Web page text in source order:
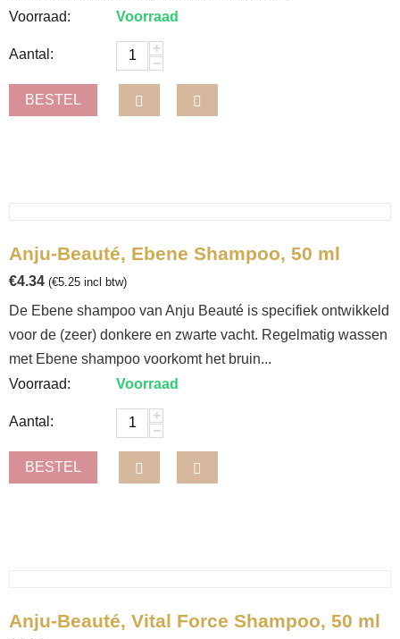
Voorraad:
Voorraad
Aantal:
+
−
BESTEL
Anju-Beauté, Ebene Shampoo, 50 ml
€4.34 (€5.25 incl btw)
De Ebene shampoo van Anju Beauté is specifiek ontwikkeld
voor de (zeer) donkere en zwarte vacht. Regelmatig wassen
met Ebene shampoo voorkomt het bruin...
Voorraad:
Voorraad
Aantal:
+
−
BESTEL
Anju-Beauté, Vital Force Shampoo, 50 ml